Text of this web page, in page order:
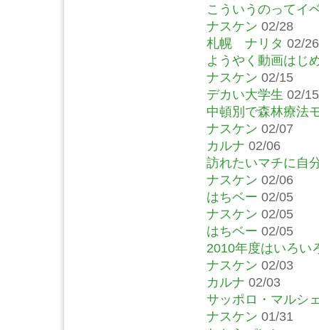
こういうのってイ
ナスケン 02/28
札幌 ナリタ 02/26
ようやく動画はじ
ナスケン 02/15
デカい大学生 02/15
中頓別で森林療法
ナスケン 02/07
カルナ 02/06
訪れたいマチに自
ナスケン 02/06
はちベー 02/05
ナスケン 02/05
はちベー 02/05
2010年度はいろい
ナスケン 02/03
カルナ 02/03
サッポロ・マルシ
ナスケン 01/31